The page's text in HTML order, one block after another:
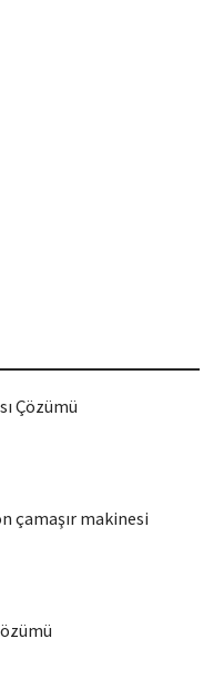
Çözümü
çamaşır makinesi